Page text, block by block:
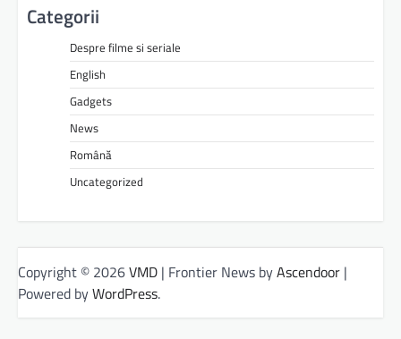
Categorii
Despre filme si seriale
English
Gadgets
News
Română
Uncategorized
Copyright © 2026VMD | Frontier News byAscendoor |
Powered byWordPress.